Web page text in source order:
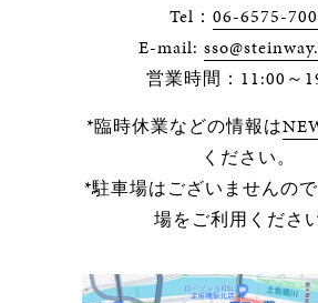
Tel： 06-6575-
E-mail:
営業時間：11:00～
*臨時休業などの情報は
ください。
*駐車場はございませんの
場をご利用ください